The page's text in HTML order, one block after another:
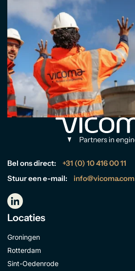
Bel ons direct:
+31 (0) 10 416 00 11
Stuur een e-mail:
info@vicoma.com
Locaties
Groningen
Rotterdam
Sint-Oedenrode